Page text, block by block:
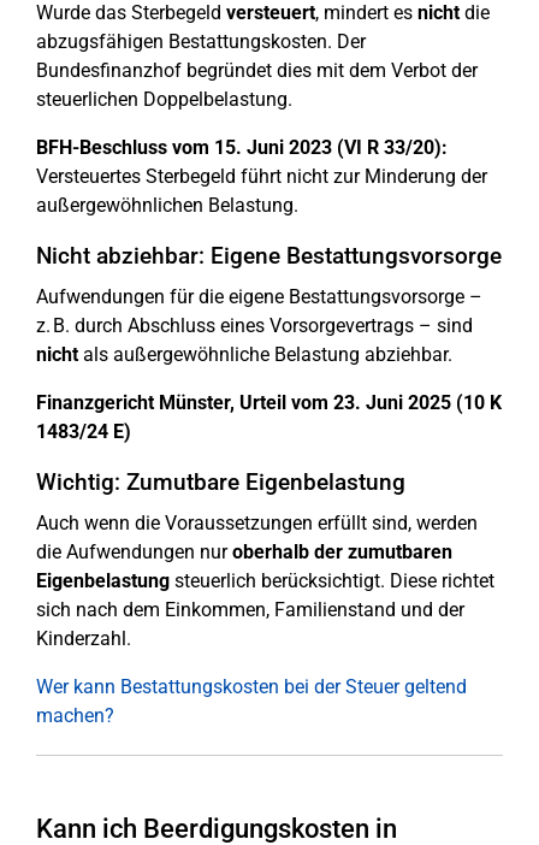
Wurde das Sterbegeld versteuert, mindert es nichtdie
abzugsfähigen Bestattungskosten. Der
Bundesfinanzhof begründet dies mit dem Verbot der
steuerlichen Doppelbelastung.
BFH-Beschluss vom 15. Juni 2023 (VI R 33/20):
Versteuertes Sterbegeld führt nicht zur Minderung der
außergewöhnlichen Belastung.
Nicht abziehbar: Eigene Bestattungsvorsorge
Aufwendungen für die eigene Bestattungsvorsorge –
z. B. durch Abschluss eines Vorsorgevertrags – sind
nichtals außergewöhnliche Belastung abziehbar.
Finanzgericht Münster, Urteil vom 23. Juni 2025 (10 K
1483/24 E)
Wichtig: Zumutbare Eigenbelastung
Auch wenn die Voraussetzungen erfüllt sind, werden
die Aufwendungen nuroberhalb der zumutbaren
Eigenbelastung steuerlich berücksichtigt. Diese richtet
sich nach dem Einkommen, Familienstand und der
Kinderzahl.
Wer kann Bestattungskosten bei der Steuer geltend
machen?
Kann ich Beerdigungskosten in